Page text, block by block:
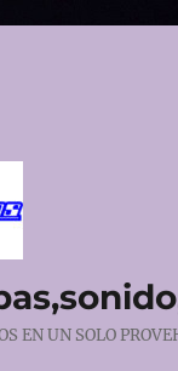
EN UN SOLO